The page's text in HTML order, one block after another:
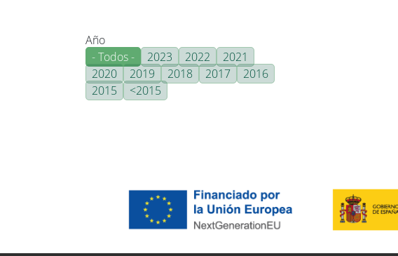
Año
- Todos -
2023 2022
2021
2020
2019 2018 2017
2016
2015
<2015